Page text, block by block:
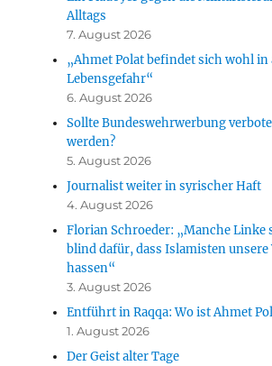
Alltags
7. August 2026
„Ahmet Polat befindet sich wohl in
Lebensgefahr“
6. August 2026
Sollte Bundeswehrwerbung
werden?
5. August 2026
Journalist weiter in syrischer Haft
4. August 2026
Florian Schroeder: „Manche Linke
blind dafür, dass Islamisten unsere
hassen“
3. August 2026
Entführt in Raqqa: Wo ist Ahmet
1. August 2026
Der Geist alter Tage